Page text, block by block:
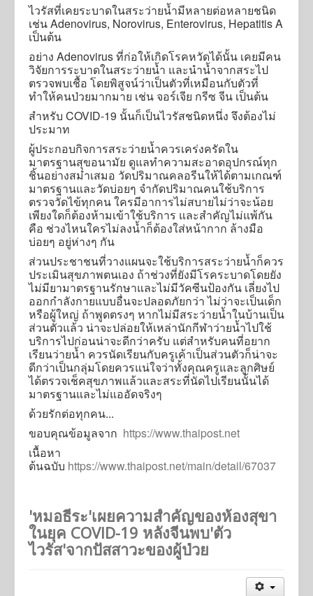
ไวรัสที่เคยระบาดในสระว่ายน้ำมีหลายต่อหลายชนิด
เช่น Adenovirus, Norovirus, Enterovirus, Hepatitis A
เป็นต้น
อย่าง Adenovirus ที่ก่อให้เกิดโรคหวัดได้นั้น เคยมีคน
วิจัยการระบาดในสระว่ายน้ำ และนำน้ำจากสระไป
ตรวจพบเชื้อ โดยพิสูจน์ว่าเป็นตัวที่เหมือนกับตัวที่
ทำให้คนป่วยมากมาย เช่น จอร์เจีย กรีซ จีน เป็นต้น
สำหรับ COVID-19 นั้นก็เป็นไวรัสชนิดหนึ่ง จึงต้องไม่
ประมาท
ผู้ประกอบกิจการสระว่ายน้ำควรเคร่งครัดใน
มาตรฐานสุขอนามัย ดูแลทำความสะอาดอุปกรณ์ทุก
ชิ้นอย่างสม่ำเสมอ วัดปริมาณคลอรีนให้ได้ตามเกณฑ์
มาตรฐานและวัดบ่อยๆ จำกัดปริมาณคนใช้บริการ
ตรวจวัดไข้ทุกคน ใครมีอาการไม่สบายไม่ว่าจะน้อย
เพียงใดก็ต้องห้ามเข้าใช้บริการ และสำคัญไม่แพ้กัน
คือ ช่วงไหนใครไม่ลงน้ำก็ต้องใส่หน้ากาก ล้างมือ
บ่อยๆ อยู่ห่างๆ กัน
ส่วนประชาชนที่วางแผนจะใช้บริการสระว่ายน้ำก็ควร
ประเมินสุขภาพตนเอง ถ้าช่วงที่ยังมีโรคระบาดโดยยัง
ไม่มียามาตรฐานรักษาและไม่มีวัคซีนป้องกัน เลี่ยงไป
ออกกำลังกายแบบอื่นจะปลอดภัยกว่า ไม่ว่าจะเป็นเด็ก
หรือผู้ใหญ่ ถ้าพูดตรงๆ หากไม่มีสระว่ายน้ำในบ้านเป็น
ส่วนตัวแล้ว น่าจะปล่อยให้เหล่านักกีฬาว่ายน้ำไปใช้
บริการไปก่อนน่าจะดีกว่าครับ แต่สำหรับคนที่อยาก
เรียนว่ายน้ำ ควรนัดเรียนกับครูเค้าเป็นส่วนตัวก็น่าจะ
ดีกว่าเป็นกลุ่มโดยควรแน่ใจว่าทั้งคุณครูและลูกศิษย์
ได้ตรวจเช็คสุขภาพแล้วและสระที่นัดไปเรียนนั้นได้
มาตรฐานและไม่แออัดจริงๆ
ด้วยรักต่อทุกคน...
ขอบคุณข้อมูลจาก https://www.thaipost.net
เนื้อหา
ต้นฉบับ https://www.thaipost.net/main/detail/67037
'หมอธีระ'เผยความสำคัญของห้องสุขา
ในยุค COVID-19 หลังจีนพบ'ตัว
ไวรัส'จากปัสสาวะของผู้ป่วย